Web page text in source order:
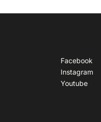
Facebook
Instagram
Youtube